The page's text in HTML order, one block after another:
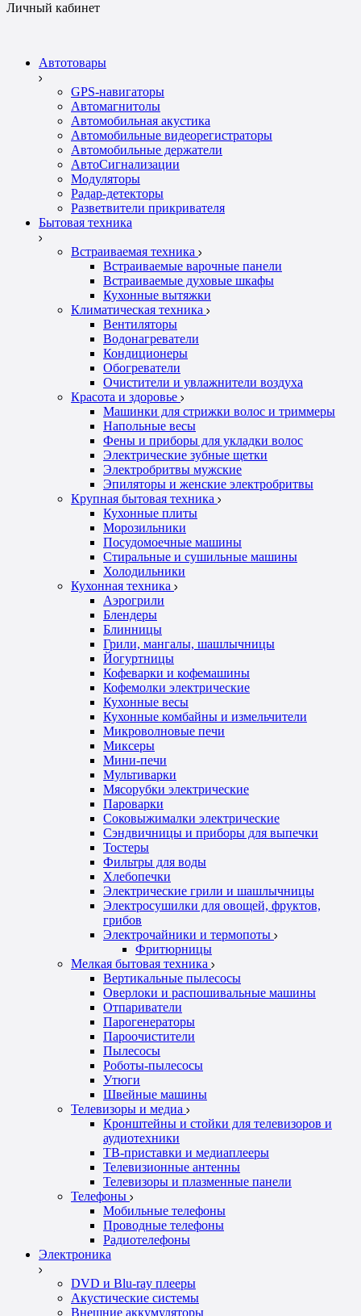
Личный кабинет
Автотовары
GPS-навигаторы
Автомагнитолы
Автомобильная акустика
Автомобильные видеорегистраторы
Автомобильные держатели
АвтоСигнализации
Модуляторы
Радар-детекторы
Разветвители прикривателя
Бытовая техника
Встраиваемая техника
Встраиваемые варочные панели
Встраиваемые духовые шкафы
Кухонные вытяжки
Климатическая техника
Вентиляторы
Водонагреватели
Кондиционеры
Обогреватели
Очистители и увлажнители воздуха
Красота и здоровье
Машинки для стрижки волос и триммеры
Напольные весы
Фены и приборы для укладки волос
Электрические зубные щетки
Электробритвы мужские
Эпиляторы и женские электробритвы
Крупная бытовая техника
Кухонные плиты
Морозильники
Посудомоечные машины
Стиральные и сушильные машины
Холодильники
Кухонная техника
Аэрогрили
Блендеры
Блинницы
Грили, мангалы, шашлычницы
Йогуртницы
Кофеварки и кофемашины
Кофемолки электрические
Кухонные весы
Кухонные комбайны и измельчители
Микроволновые печи
Миксеры
Мини-печи
Мультиварки
Мясорубки электрические
Пароварки
Соковыжималки электрические
Сэндвичницы и приборы для выпечки
Тостеры
Фильтры для воды
Хлебопечки
Электрические грили и шашлычницы
Электросушилки для овощей, фруктов,
грибов
Электрочайники и термопоты
Фритюрницы
Мелкая бытовая техника
Вертикальные пылесосы
Оверлоки и распошивальные машины
Отпариватели
Парогенераторы
Пароочистители
Пылесосы
Роботы-пылесосы
Утюги
Швейные машины
Телевизоры и медиа
Кронштейны и стойки для телевизоров и
аудиотехники
ТВ-приставки и медиаплееры
Телевизионные антенны
Телевизоры и плазменные панели
Телефоны
Мобильные телефоны
Проводные телефоны
Радиотелефоны
Электроника
DVD и Blu-ray плееры
Акустические системы
Внешние аккумуляторы